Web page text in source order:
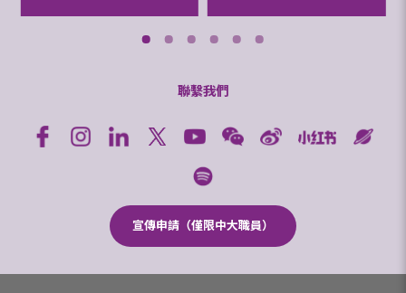
聯繫我們
宣傳申請（僅限中大職員）